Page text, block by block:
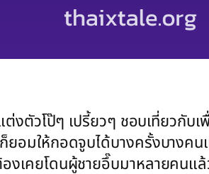
งตัวโป๊ๆ เปรี้ยวๆ ชอบเที่ยวกั
มให้กอดจูบได้บางครั้งบางคน
เคยโดนผู้ชายอึ๊บมาหลายคนแ